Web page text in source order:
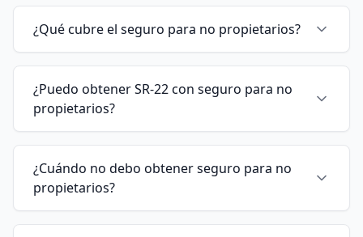
¿Qué cubre el seguro para no propietarios?
¿Puedo obtener SR-22 con seguro para no
propietarios?
¿Cuándo no debo obtener seguro para no
propietarios?